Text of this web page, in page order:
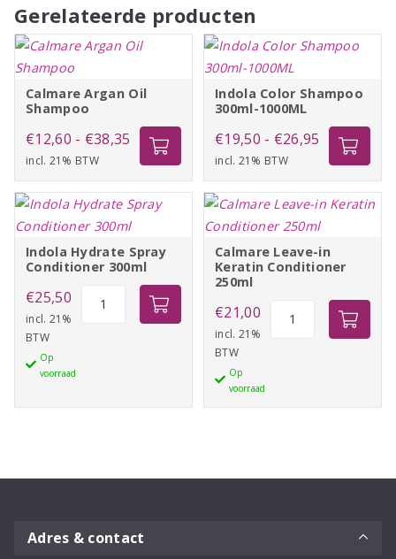
Gerelateerde producten
Calmare Argan Oil
Shampoo
€12,60 - €38,35 Prijsklasse:
€12,60
tot
€38,35
incl. 21% BTW
Indola Color Shampoo
300ml-1000ML
€19,50 - €26,95 Prijsklasse:
€19,50
tot
€26,95
incl. 21% BTW
Indola Hydrate Spray
Conditioner 300ml
€25,50
incl. 21%
BTW
Op
voorraad
aantal
Calmare Leave-in
Keratin Conditioner
250ml
€21,00
incl. 21%
BTW
Op
voorraad
Adres & contact